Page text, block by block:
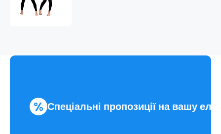
% Спеціальні пропозиції на вашу